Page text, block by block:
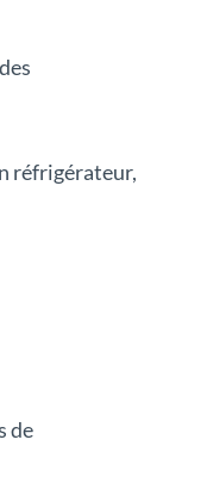
réfrigérateur,
de